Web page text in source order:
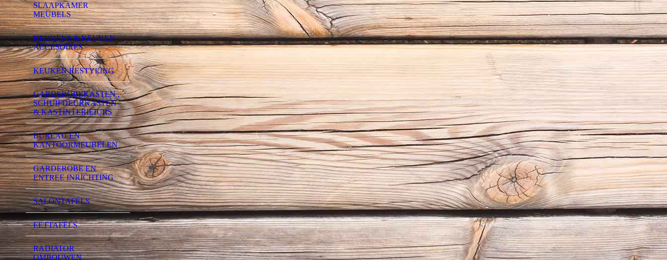
SLAAPKAMER
MEUBELS
KEUKENS & KEUKEN
ACCESOIRES
KEUKEN RESTYLING
GARDEROBEKASTEN ,
SCHUIFDEURKASTEN
& KASTINTERIEIURS
BUREAU EN
KANTOORMEUBELEN
GARDEROBE EN
ENTREE INRICHTING
SALONTAFELS
EETTAFELS
RADIATOR
OMBOUWEN